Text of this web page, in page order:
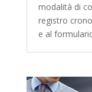
modalità di
registro
e al